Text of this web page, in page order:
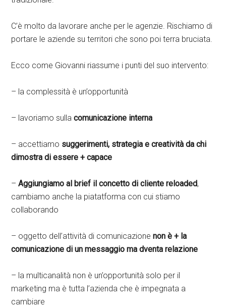
C’è molto da lavorare anche per le agenzie. Rischiamo di
portare le aziende su territori che sono poi terra bruciata.
Ecco come Giovanni riassume i punti del suo intervento:
– la complessità è un’opportunità
– lavoriamo sullacomunicazione interna
– accettiamo suggerimenti, strategia e creatività da chi
dimostra di essere + capace
–Aggiungiamo al brief il concetto di cliente reloaded,
cambiamo anche la piatatforma con cui stiamo
collaborando
– oggetto dell’attività di comunicazionenon è + la
comunicazione di un messaggio ma dventa relazione
– la multicanalità non è un’opportunità solo per il
marketing ma è tutta l’azienda che è impegnata a
cambiare